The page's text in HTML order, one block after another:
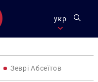
укр
Зеврі Абсеїтов